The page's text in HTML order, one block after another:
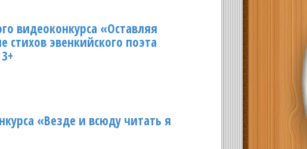
видеоконкурса «Оставляя
эвенкийского поэта
«Везде и всюду читать я